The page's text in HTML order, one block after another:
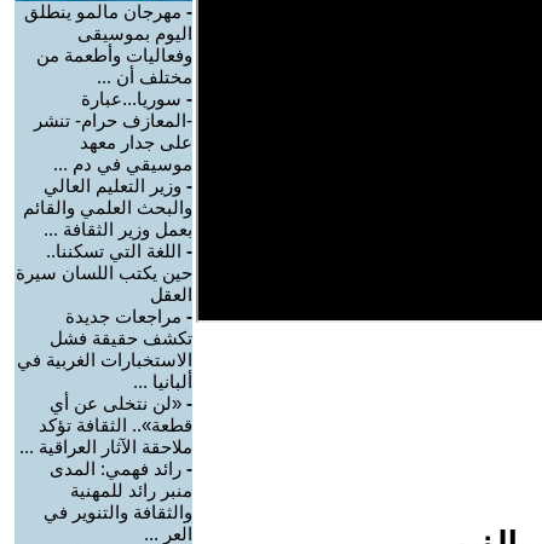
- مهرجان مالمو ينطلق
اليوم بموسيقى
وفعاليات وأطعمة من
مختلف أن ...
- سوريا...عبارة
-المعازف حرام- تنشر
على جدار معهد
موسيقي في دم ...
- وزير التعليم العالي
والبحث العلمي والقائم
بعمل وزير الثقافة ...
- اللغة التي تسكننا..
حين يكتب اللسان سيرة
العقل
- مراجعات جديدة
تكشف حقيقة فشل
الاستخبارات الغربية في
ألبانيا ...
- «لن نتخلى عن أي
قطعة».. الثقافة تؤكد
ملاحقة الآثار العراقية ...
- رائد فهمي: المدى
منبر رائد للمهنية
والثقافة والتنوير في
العر ...